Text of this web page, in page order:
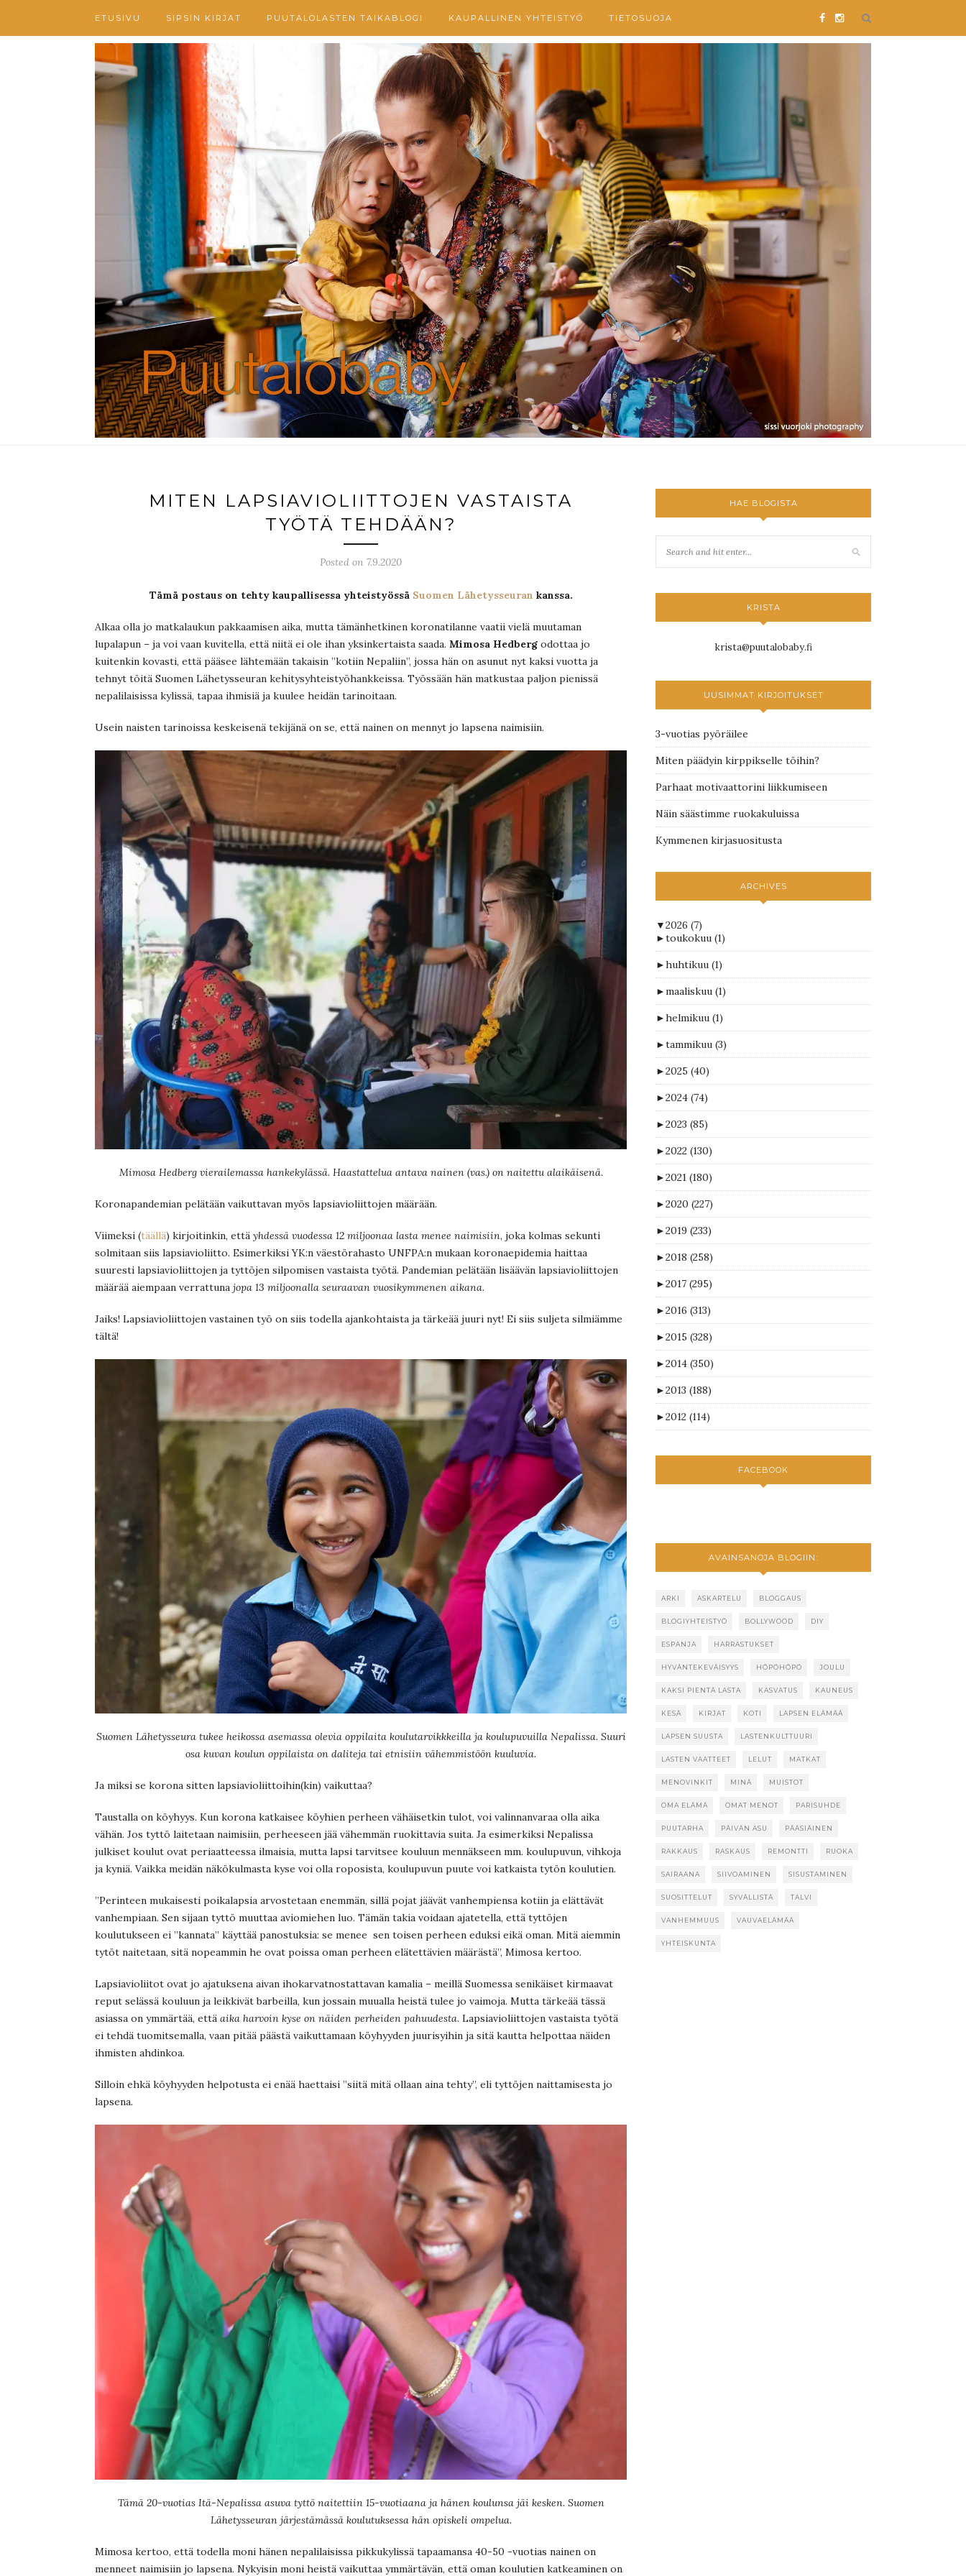
ETUSIVU SIPSIN KIRJAT PUUTALOLASTEN TAIKABLOGI KAUPALLINEN YHTEISTYÖ TIETOSUOJA
MITEN LAPSIAVIOLIITTOJEN VASTAISTA
TYÖTÄ TEHDÄÄN?
Posted on 7.9.2020
Tämä postaus on tehty kaupallisessa yhteistyössä Suomen Lähetysseuran kanssa.
Alkaa olla jo matkalaukun pakkaamisen aika, mutta tämänhetkinen koronatilanne vaatii vielä muutaman
lupalapun – ja voi vaan kuvitella, että niitä ei ole ihan yksinkertaista saada. Mimosa Hedberg odottaa jo
kuitenkin kovasti, että pääsee lähtemään takaisin ”kotiin Nepaliin”, jossa hän on asunut nyt kaksi vuotta ja
tehnyt töitä Suomen Lähetysseuran kehitysyhteistyöhankkeissa. Työssään hän matkustaa paljon pienissä
nepalilaisissa kylissä, tapaa ihmisiä ja kuulee heidän tarinoitaan.
Usein naisten tarinoissa keskeisenä tekijänä on se, että nainen on mennyt jo lapsena naimisiin.
Mimosa Hedberg vierailemassa hankekylässä. Haastattelua antava nainen (vas.) on naitettu alaikäisenä.
Koronapandemian pelätään vaikuttavan myös lapsiavioliittojen määrään.
Viimeksi (täällä) kirjoitinkin, että yhdessä vuodessa 12 miljoonaa lasta menee naimisiin, joka kolmas sekunti
solmitaan siis lapsiavioliitto. Esimerkiksi YK:n väestörahasto UNFPA:n mukaan koronaepidemia haittaa
suuresti lapsiavioliittojen ja tyttöjen silpomisen vastaista työtä. Pandemian pelätään lisäävän lapsiavioliittojen
määrää aiempaan verrattuna jopa 13 miljoonalla seuraavan vuosikymmenen aikana.
Jaiks! Lapsiavioliittojen vastainen työ on siis todella ajankohtaista ja tärkeää juuri nyt! Ei siis suljeta silmiämme
tältä!
Suomen Lähetysseura tukee heikossa asemassa olevia oppilaita koulutarvikkkeilla ja koulupuvuilla Nepalissa. Suuri
osa kuvan koulun oppilaista on daliteja tai etnisiin vähemmistöön kuuluvia.
Ja miksi se korona sitten lapsiavioliittoihin(kin) vaikuttaa?
Taustalla on köyhyys. Kun korona katkaisee köyhien perheen vähäisetkin tulot, voi valinnanvaraa olla aika
vähän. Jos tyttö laitetaan naimisiin, perheeseen jää vähemmän ruokittavia suita. Ja esimerkiksi Nepalissa
julkiset koulut ovat periaatteessa ilmaisia, mutta lapsi tarvitsee kouluun mennäkseen mm. koulupuvun, vihkoja
ja kyniä. Vaikka meidän näkökulmasta kyse voi olla roposista, koulupuvun puute voi katkaista tytön koulutien.
”Perinteen mukaisesti poikalapsia arvostetaan enemmän, sillä pojat jäävät vanhempiensa kotiin ja elättävät
vanhempiaan. Sen sijaan tyttö muuttaa aviomiehen luo. Tämän takia voidaan ajatetella, että tyttöjen
koulutukseen ei ”kannata” käyttää panostuksia: se menee sen toisen perheen eduksi eikä oman. Mitä aiemmin
tytöt naitetaan, sitä nopeammin he ovat poissa oman perheen elätettävien määrästä”, Mimosa kertoo.
Lapsiavioliitot ovat jo ajatuksena aivan ihokarvatnostattavan kamalia – meillä Suomessa senikäiset kirmaavat
reput selässä kouluun ja leikkivät barbeilla, kun jossain muualla heistä tulee jo vaimoja. Mutta tärkeää tässä
asiassa on ymmärtää, että aika harvoin kyse on näiden perheiden pahuudesta. Lapsiavioliittojen vastaista työtä
ei tehdä tuomitsemalla, vaan pitää päästä vaikuttamaan köyhyyden juurisyihin ja sitä kautta helpottaa näiden
ihmisten ahdinkoa.
Silloin ehkä köyhyyden helpotusta ei enää haettaisi ”siitä mitä ollaan aina tehty”, eli tyttöjen naittamisesta jo
lapsena.
Tämä 20-vuotias Itä-Nepalissa asuva tyttö naitettiin 15-vuotiaana ja hänen koulunsa jäi kesken. Suomen
Lähetysseuran järjestämässä koulutuksessa hän opiskeli ompelua.
Mimosa kertoo, että todella moni hänen nepalilaisissa pikkukylissä tapaamansa 40-50 -vuotias nainen on
menneet naimisiin jo lapsena. Nykyisin moni heistä vaikuttaa ymmärtävän, että oman koulutien katkeaminen on
HAE BLOGISTA
KRISTA
krista@puutalobaby.fi
UUSIMMAT KIRJOITUKSET
3-vuotias pyöräilee
Miten päädyin kirppikselle töihin?
Parhaat motivaattorini liikkumiseen
Näin säästimme ruokakuluissa
Kymmenen kirjasuositusta
ARCHIVES
▼2026 (7)
►toukokuu (1)
►huhtikuu (1)
►maaliskuu (1)
►helmikuu (1)
►tammikuu (3)
►2025 (40)
►2024 (74)
►2023 (85)
►2022 (130)
►2021 (180)
►2020 (227)
►2019 (233)
►2018 (258)
►2017 (295)
►2016 (313)
►2015 (328)
►2014 (350)
►2013 (188)
►2012 (114)
FACEBOOK
AVAINSANOJA BLOGIIN:
ARKI ASKARTELU BLOGGAUS
BLOGIYHTEISTYÖ BOLLYWOOD DIY
ESPANJA HARRASTUKSET
HYVÄNTEKEVÄISYYS HÖPÖHÖPÖ JOULU
KAKSI PIENTÄ LASTA KASVATUS KAUNEUS
KESÄ KIRJAT KOTI LAPSEN ELÄMÄÄ
LAPSEN SUUSTA LASTENKULTTUURI
LASTEN VAATTEET LELUT MATKAT
MENOVINKIT MINÄ MUISTOT
OMA ELÄMÄ OMAT MENOT PARISUHDE
PUUTARHA PÄIVÄN ASU PÄÄSIÄINEN
RAKKAUS RASKAUS REMONTTI RUOKA
SAIRAANA SIIVOAMINEN SISUSTAMINEN
SUOSITTELUT SYVÄLLISTÄ TALVI
VANHEMMUUS VAUVAELÄMÄÄ
YHTEISKUNTA